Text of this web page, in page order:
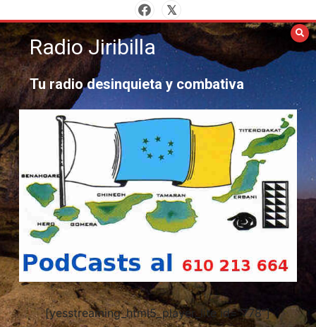
al
contenidoRadio Jiribilla
Tu radio desinquieta y combativa
[yesstreaming_html5_player_lite id="778"]